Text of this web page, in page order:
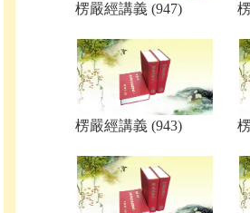
楞嚴經講義 (947)
楞嚴經講義 (943)